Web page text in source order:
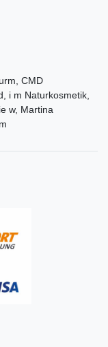
CMD
i m Naturkosmetik,
w, Martina